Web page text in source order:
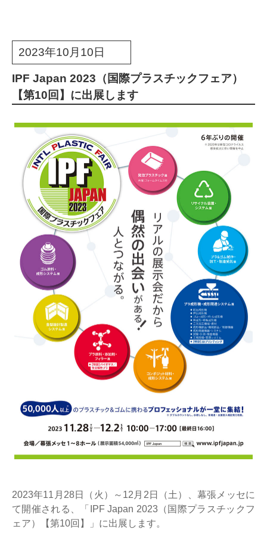
2023年10月10日
IPF Japan 2023（国際プラスチックフェア）
【第10回】に出展します
2023年11月28日（火）～12月2日（土）、幕張メッセに
て開催される、「IPF Japan 2023（国際プラスチックフ
ェア）【第10回】」に出展します。